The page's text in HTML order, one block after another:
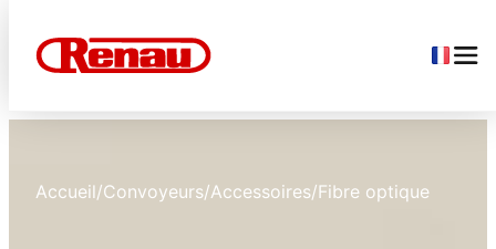
Accueil/Convoyeurs/Accessoires/Fibre optique